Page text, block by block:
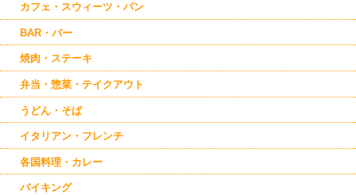
カフェ・スウィーツ・パン
BAR・バー
焼肉・ステーキ
弁当・惣菜・テイクアウト
うどん・そば
イタリアン・フレンチ
各国料理・カレー
バイキング